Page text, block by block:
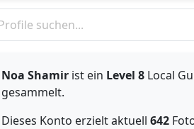
Noa Shamir ist ein Level 8 Local
gesammelt.
Dieses Konto erzielt aktuell 642